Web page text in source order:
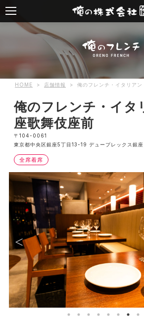
HOME > 店舗情報 > 俺のフレンチ・イタリアン
俺のフレンチ・イタ
座歌舞伎座前
〒104-0061
東京都中央区銀座5丁目13-19 デュープレックス銀
全席着席